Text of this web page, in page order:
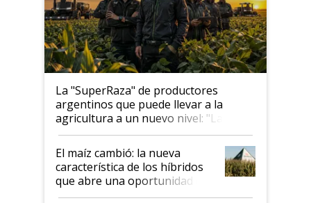
La "SuperRaza" de productores
argentinos que puede llevar a la
agricultura a un nuevo nivel: "Las
posibilidades de crecimiento son
infinitas"
El maíz cambió: la nueva
característica de los híbridos
que abre una oportunidad en
el lote